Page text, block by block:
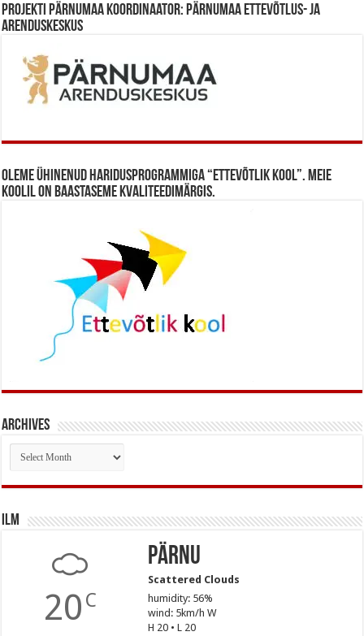
Projekti Pärnumaa koordinaator: Pärnumaa Ettevõtlus- ja
Arenduskeskus
Oleme ühinenud haridusprogrammiga “Ettevõtlik Kool”. Meie
koolil on baastaseme kvaliteedimärgis.
Archives
Archives
Ilm
20 C
Pärnu
Scattered Clouds
humidity: 56%
wind: 5km/h W
H 20 • L 20